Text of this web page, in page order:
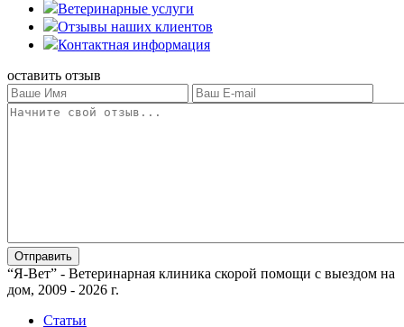
Ветеринарные услуги
Отзывы наших клиентов
Контактная информация
оставить отзыв
“Я-Вет” - Ветеринарная клиника скорой помощи с выездом на
дом, 2009 - 2026 г.
Статьи